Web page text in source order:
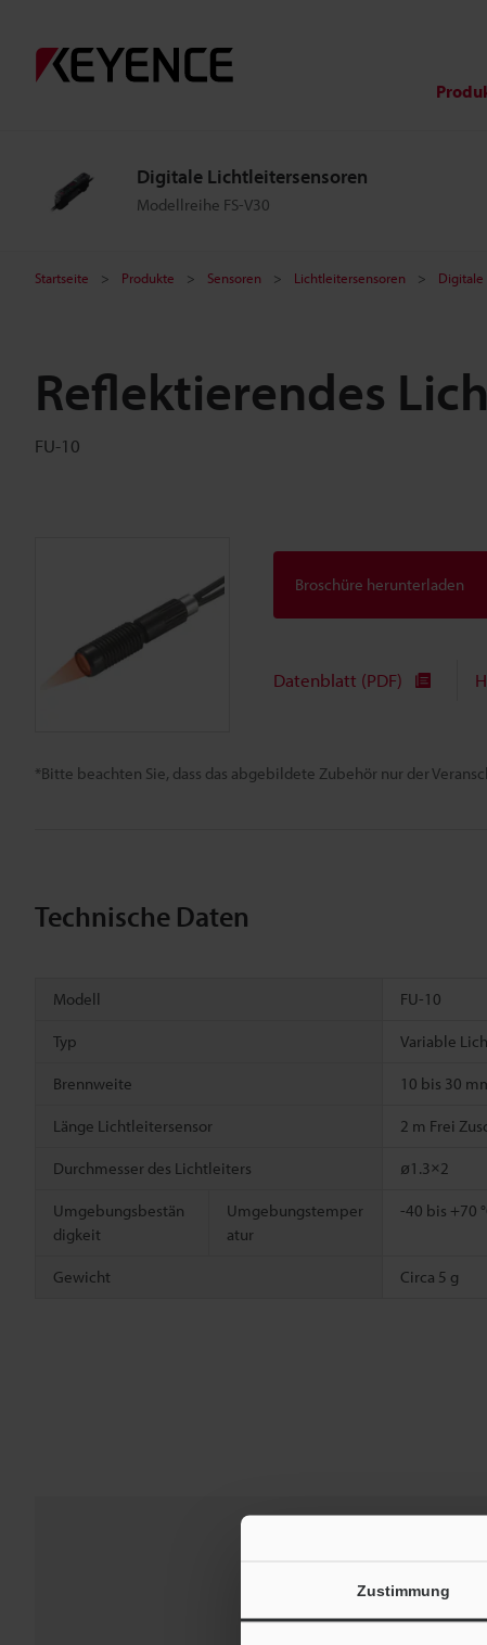
Zustimmung
Digitale Lichtleitersensoren
Modellreihe FS-V30
Startseite Produkte Sensoren Lichtleitersensoren Digitale
Reflektierendes
FU-10
*Bitte beachten Sie, dass das abgebildete Zubehör nur der
Broschüre herunterladen
Datenblatt (PDF)
Technische Daten
Modell FU-10
Typ Variable
Brennweite 10 bis 30
Länge Lichtleitersensor 2 m Frei
Durchmesser des Lichtleiters ø1.3×2
Umgebungsbestän
digkeit
Umgebungstemper
atur
-40 bis +70
Gewicht Circa 5 g